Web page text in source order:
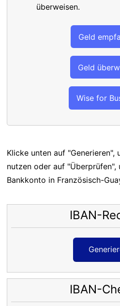
überweisen.
Geld
Geld
Wise for
Klicke unten auf "Generieren",
nutzen oder auf "Überprüfen",
Bankkonto in Französisch-
IBAN-
IBAN-